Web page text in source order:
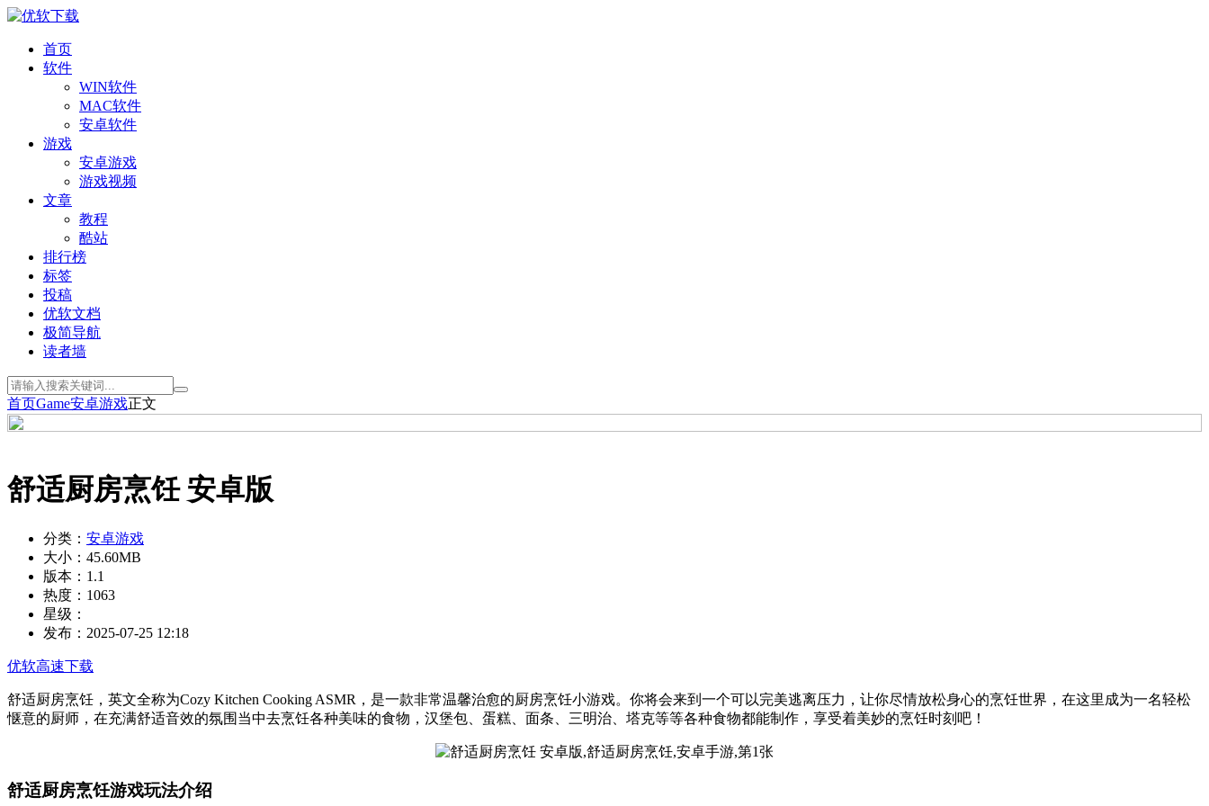
首页
软件
WIN软件
MAC软件
安卓软件
游戏
安卓游戏
游戏视频
文章
教程
酷站
排行榜
标签
投稿
优软文档
极简导航
读者墙
首页Game安卓游戏正文
舒适厨房烹饪 安卓版
分类： 安卓游戏
大小： 45.60MB
版本： 1.1
热度： 1063
星级：
发布： 2025-07-25 12:18
优软高速下载
舒适厨房烹饪，英文全称为Cozy Kitchen Cooking ASMR，是一款非常温馨治愈的厨房烹饪小游戏。你将会来到一个可以完美逃离压力，让你尽情放松身心的烹饪世界，在这里成为一名轻松
惬意的厨师，在充满舒适音效的氛围当中去烹饪各种美味的食物，汉堡包、蛋糕、面条、三明治、塔克等等各种食物都能制作，享受着美妙的烹饪时刻吧！
舒适厨房烹饪游戏玩法介绍